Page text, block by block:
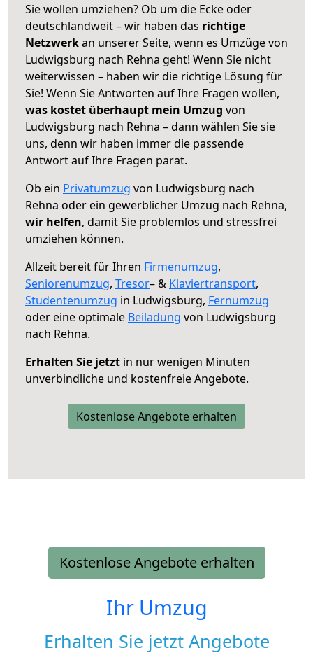
Sie wollen umziehen? Ob um die Ecke oder
deutschlandweit – wir haben das richtige
Netzwerkan unserer Seite, wenn es Umzüge von
Ludwigsburg nach Rehna geht! Wenn Sie nicht
weiterwissen – haben wir die richtige Lösung für
Sie! Wenn Sie Antworten auf Ihre Fragen wollen,
was kostet überhaupt mein Umzug von
Ludwigsburg nach Rehna – dann wählen Sie sie
uns, denn wir haben immer die passende
Antwort auf Ihre Fragen parat.
Ob ein Privatumzug von Ludwigsburg nach
Rehna oder ein gewerblicher Umzug nach Rehna,
wir helfen, damit Sie problemlos und stressfrei
umziehen können.
Allzeit bereit für Ihren Firmenumzug,
Seniorenumzug, Tresor– & Klaviertransport,
Studentenumzug in Ludwigsburg, Fernumzug
oder eine optimale Beiladung von Ludwigsburg
nach Rehna.
Erhalten Sie jetzt in nur wenigen Minuten
unverbindliche und kostenfreie Angebote.
Kostenlose Angebote erhalten
Kostenlose Angebote erhalten
Ihr Umzug
Erhalten Sie jetzt Angebote